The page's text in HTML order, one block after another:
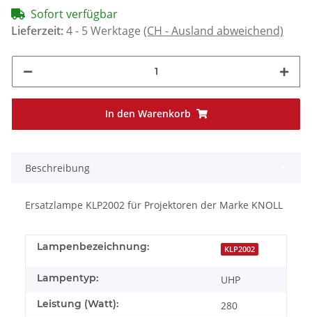
Sofort verfügbar
Lieferzeit:4 - 5 Werktage (CH - Ausland abweichend)
In den Warenkorb
Beschreibung
Ersatzlampe KLP2002 für Projektoren der Marke KNOLL
Lampenbezeichnung: KLP2002
Lampentyp: UHP
Leistung (Watt): 280